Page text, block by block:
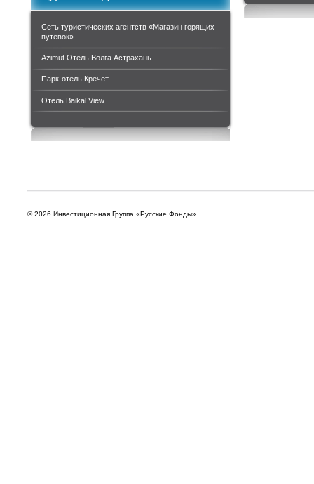
Сеть туристических агентств «Магазин горящих
путевок»
Azimut Отель Волга Астрахань
Парк-отель Кречет
Отель Baikal View
© 2026 Инвестиционная Группа «Русские Фонды»